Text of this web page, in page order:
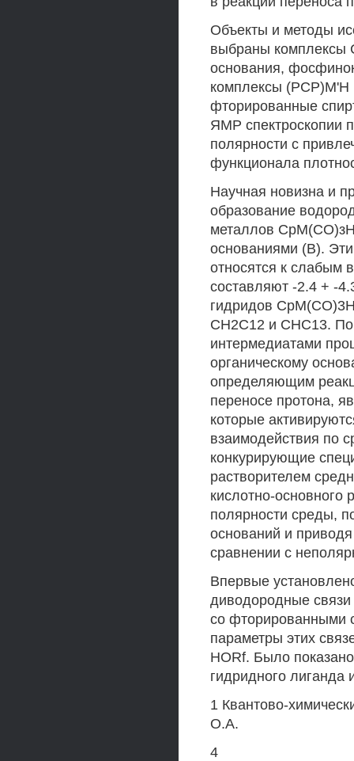
Объекты и методы
выбраны
основания,
комплексы (РСР)М'Н
фторированные
ЯМР спектроскопии
полярности с
функционала
Научная новизна и
образование
металлов СрМ(СО)зН
основаниями (В).
относятся к слабым
составляют -2.4 + -
гидридов СрМ(СО)3Н
СН2С12 и СНС13.
интермедиатами
органическому
определяющим
переносе протона,
которые
взаимодействия по
конкурирующие
растворителем
кислотно-основного
полярности среды,
оснований и
сравнении с
Впервые
диводородные
со фторированными
параметры этих
HORf. Было
гидридного лиганда
1 Квантово-
O.A.
4